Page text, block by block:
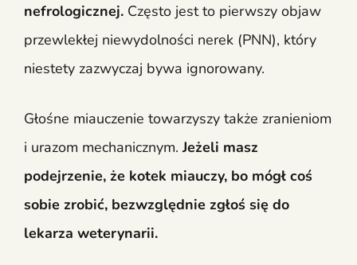
nefrologicznej. Często jest to pierwszy objaw
przewlekłej niewydolności nerek (PNN), który
niestety zazwyczaj bywa ignorowany.
Głośne miauczenie towarzyszy także zranieniom
i urazom mechanicznym.Jeżeli masz
podejrzenie, że kotek miauczy, bo mógł coś
sobie zrobić, bezwzględnie zgłoś się do
lekarza weterynarii.